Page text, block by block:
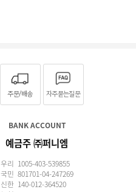
주문/배송 자주묻는질문
BANK ACCOUNT
예금주 ㈜퍼니엠
우리 1005-403-539855
국민 801701-04-247269
신한 140-012-364520